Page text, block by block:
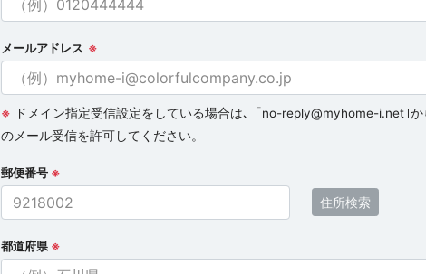
メールアドレス ※
※ ドメイン指定受信設定をしている場合は､「no-reply@myhome-i.net｣か
のメール受信を許可してください。
郵便番号 ※
住所検索
都道府県 ※